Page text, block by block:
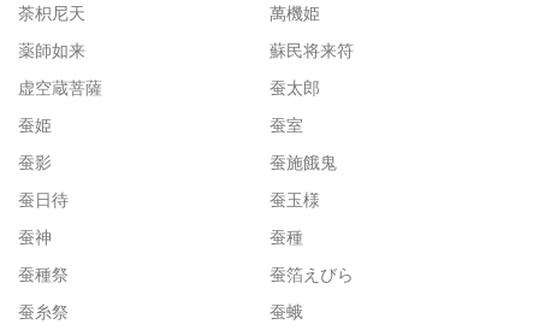
荼枳尼天
萬機姫
薬師如来
蘇民将来符
虚空蔵菩薩
蚕太郎
蚕姫
蚕室
蚕影
蚕施餓鬼
蚕日待
蚕玉様
蚕神
蚕種
蚕種祭
蚕箔えびら
蚕糸祭
蚕蛾